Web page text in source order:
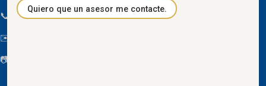
📞 096 934 4318
✉️
📷
Quiero que un asesor me contacte.